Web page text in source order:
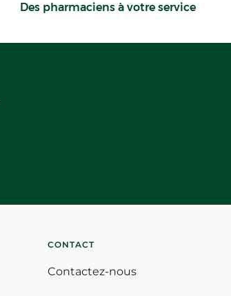
Des pharmaciens à votre service
CONTACT
Contactez-nous